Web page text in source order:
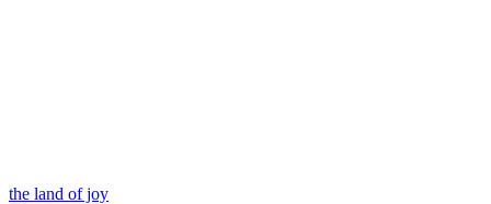
the land of joy